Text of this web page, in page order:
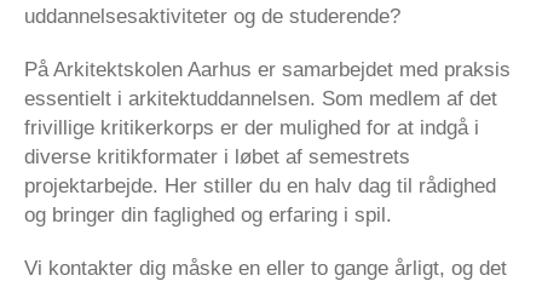
uddannelsesaktiviteter og de studerende?
På Arkitektskolen Aarhus er samarbejdet med praksis
essentielt i arkitektuddannelsen. Som medlem af det
frivillige kritikerkorps er der mulighed for at indgå i
diverse kritikformater i løbet af semestrets
projektarbejde. Her stiller du en halv dag til rådighed
og bringer din faglighed og erfaring i spil.
Vi kontakter dig måske en eller to gange årligt, og det